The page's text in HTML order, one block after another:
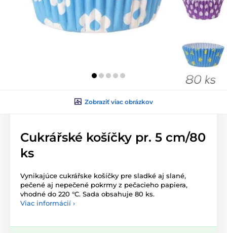
Zobraziť viac obrázkov
Cukrářské košíčky pr. 5 cm/80
ks
Vynikajúce cukrářske košíčky pre sladké aj slané,
pečené aj nepečené pokrmy z pečacieho papiera,
vhodné do 220 °C. Sada obsahuje 80 ks.
Viac informácií ›